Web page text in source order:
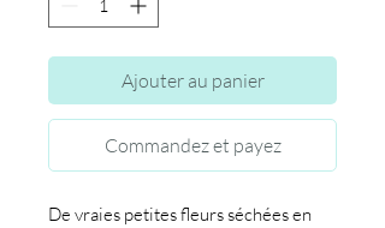
Ajouter au panier
Commandez et payez
De vraies petites fleurs séchées en